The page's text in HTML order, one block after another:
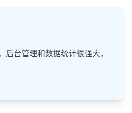
后台管理和数据统计很强大，